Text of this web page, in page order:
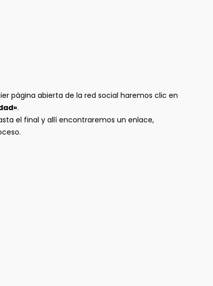
página abierta de la red social haremos clic en
.
el final y allí encontraremos un enlace,